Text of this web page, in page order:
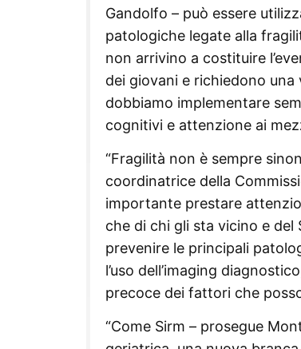
Gandolfo – può essere
patologiche legate alla
non arrivino a costituire
dei giovani e richiedono
dobbiamo implementare
cognitivi e attenzione ai
“Fragilità non è sempre
coordinatrice della
importante prestare
che di chi gli sta vicino e del
prevenire le principali
l’uso dell’imaging
precoce dei fattori che
“Come Sirm – prosegue